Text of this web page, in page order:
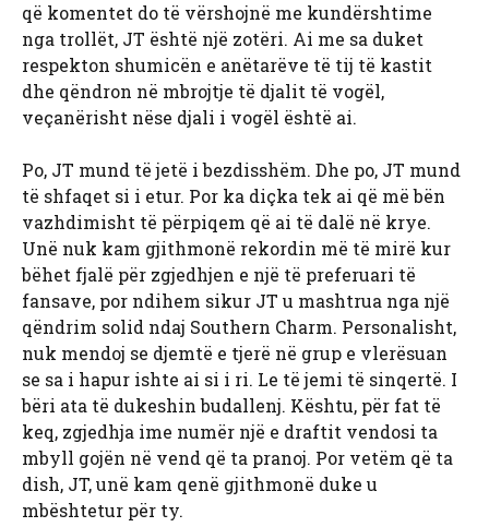
që komentet do të vërshojnë me kundërshtime
nga trollët, JT është një zotëri. Ai me sa duket
respekton shumicën e anëtarëve të tij të kastit
dhe qëndron në mbrojtje të djalit të vogël,
veçanërisht nëse djali i vogël është ai.
Po, JT mund të jetë i bezdisshëm. Dhe po, JT mund
të shfaqet si i etur. Por ka diçka tek ai që më bën
vazhdimisht të përpiqem që ai të dalë në krye.
Unë nuk kam gjithmonë rekordin më të mirë kur
bëhet fjalë për zgjedhjen e një të preferuari të
fansave, por ndihem sikur JT u mashtrua nga një
qëndrim solid ndaj Southern Charm. Personalisht,
nuk mendoj se djemtë e tjerë në grup e vlerësuan
se sa i hapur ishte ai si i ri. Le të jemi të sinqertë. I
bëri ata të dukeshin budallenj. Kështu, për fat të
keq, zgjedhja ime numër një e draftit vendosi ta
mbyll gojën në vend që ta pranoj. Por vetëm që ta
dish, JT, unë kam qenë gjithmonë duke u
mbështetur për ty.